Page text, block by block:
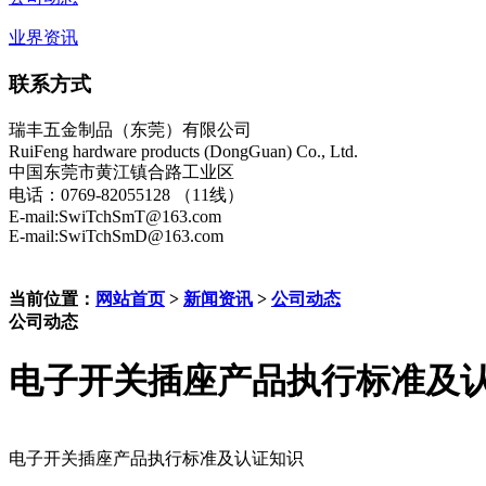
业界资讯
联系方式
瑞丰五金制品（东莞）有限公司
RuiFeng hardware products (DongGuan) Co., Ltd.
中国东莞市黄江镇合路工业区
电话：0769-82055128 （11线）
E-mail:SwiTchSmT@163.com
E-mail:SwiTchSmD@163.com
当前位置： 网站首页 > 新闻资讯 > 公司动态
公司动态
电子开关插座产品执行标准及
电子开关插座产品执行标准及认证知识